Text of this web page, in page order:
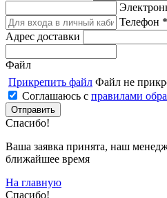
Телефон *
Адрес доставки
Файл
Прикрепить файл Файл не
Соглашаюсь с правилами
Спасибо!
Ваша заявка принята, наш
ближайшее время
На главную
Спасибо!